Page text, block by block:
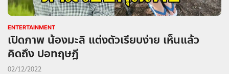
ENTERTAINMENT
เปิดภาพ น้องมะลิ แต่งตัวเรียบง่าย เห็นแล้ว
คิดถึง ปอทฤษฎี
02/12/2022